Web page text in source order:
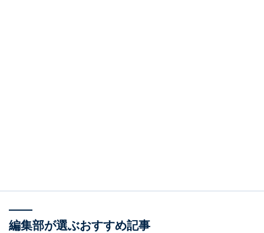
編集部が選ぶおすすめ記事